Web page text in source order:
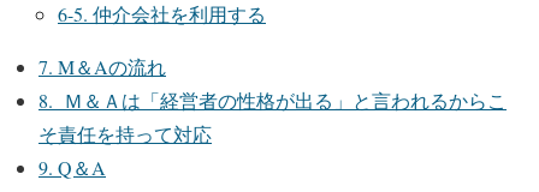
6-5. 仲介会社を利用する
7. M＆Aの流れ
8. Ｍ＆Ａは「経営者の性格が出る」と言われるからこ
そ責任を持って対応
9. Q＆A